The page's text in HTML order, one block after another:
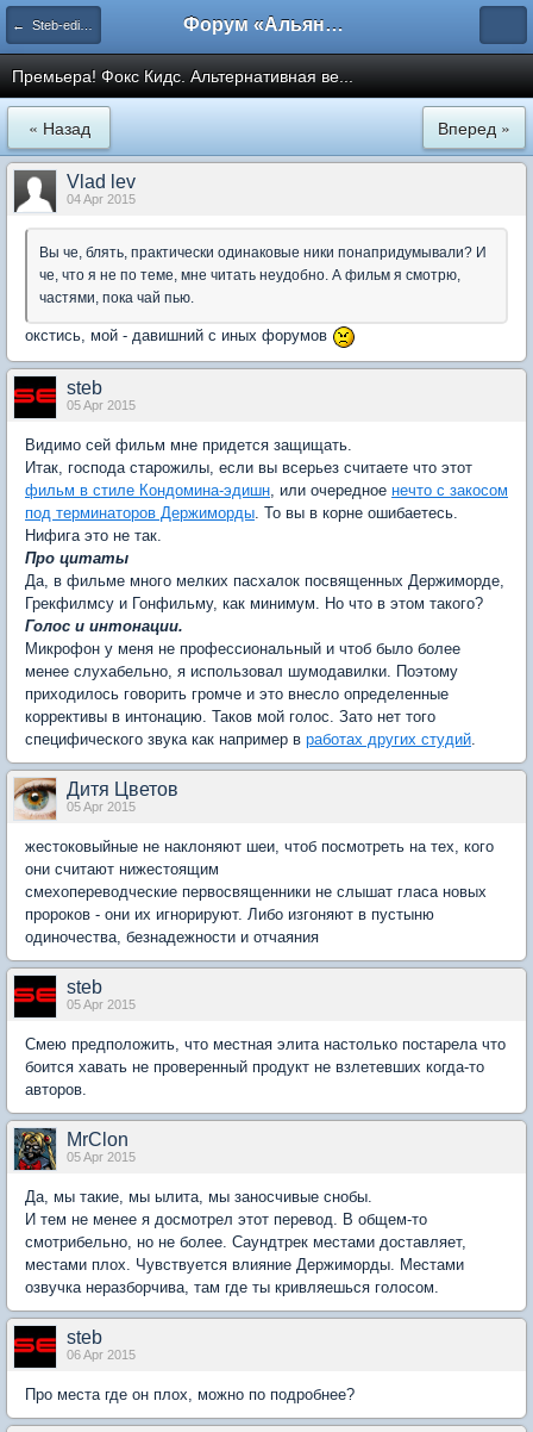
← Steb-edition Форум «Альянса вольных переводчиков»
Премьера! Фокс Кидс. Альтернативная ве...
« Назад Вперед »
Vlad lev
04 Apr 2015
Вы че, блять, практически одинаковые ники понапридумывали? И
че, что я не по теме, мне читать неудобно. А фильм я смотрю,
частями, пока чай пью.
окстись, мой - давишний с иных форумов
steb
05 Apr 2015
Видимо сей фильм мне придется защищать.
Итак, господа старожилы, если вы всерьез считаете что этот
фильм в стиле Кондомина-эдишн , или очередное нечто с закосом
под терминаторов Держиморды . То вы в корне ошибаетесь.
Нифига это не так.
Про цитаты
Да, в фильме много мелких пасхалок посвященных Держиморде,
Грекфилмсу и Гонфильму, как минимум. Но что в этом такого?
Голос и интонации.
Микрофон у меня не профессиональный и чтоб было более
менее слухабельно, я использовал шумодавилки. Поэтому
приходилось говорить громче и это внесло определенные
коррективы в интонацию. Таков мой голос. Зато нет того
специфического звука как например в работах других студий
Дитя Цветов
05 Apr 2015
жестоковыйные не наклоняют шеи, чтоб посмотреть на тех, кого
они считают нижестоящим
смехопереводческие первосвященники не слышат гласа новых
пророков - они их игнорируют. Либо изгоняют в пустыню
одиночества, безнадежности и отчаяния
steb
05 Apr 2015
Смею предположить, что местная элита настолько постарела что
боится хавать не проверенный продукт не взлетевших когда-то
авторов.
MrClon
05 Apr 2015
Да, мы такие, мы ылита, мы заносчивые снобы.
И тем не менее я досмотрел этот перевод. В общем-то
смотрибельно, но не более. Саундтрек местами доставляет,
местами плох. Чувствуется влияние Держиморды. Местами
озвучка неразборчива, там где ты кривляешься голосом.
steb
06 Apr 2015
Про места где он плох, можно по подробнее?